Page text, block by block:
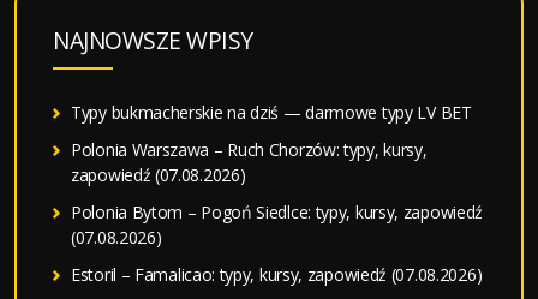
NAJNOWSZE WPISY
Typy bukmacherskie na dziś — darmowe typy LV BET
Polonia Warszawa – Ruch Chorzów: typy, kursy,
zapowiedź (07.08.2026)
Polonia Bytom – Pogoń Siedlce: typy, kursy, zapowiedź
(07.08.2026)
Estoril – Famalicao: typy, kursy, zapowiedź (07.08.2026)